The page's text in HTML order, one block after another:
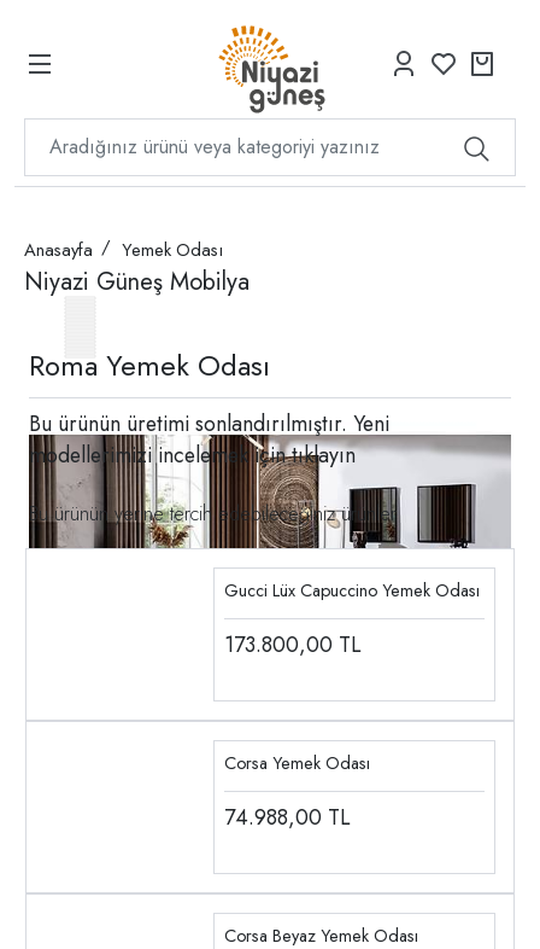
Anasayfa Yemek Odası
Niyazi Güneş Mobilya
Roma Yemek Odası
Bu ürünün üretimi sonlandırılmıştır. Yeni
modellerimizi incelemek içintıklayın
Bu ürünün yerine tercih edebileceğiniz ürünler
Gucci Lüx Capuccino Yemek Odası
173.800,00 TL
Corsa Yemek Odası
74.988,00 TL
Corsa Beyaz Yemek Odası